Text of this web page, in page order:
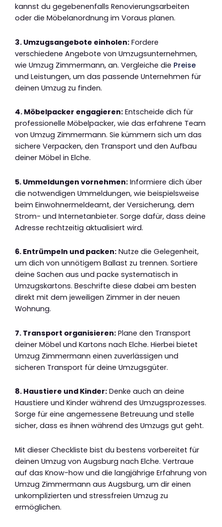
kannst du gegebenenfalls Renovierungsarbeiten
oder die Möbelanordnung im Voraus planen.
3. Umzugsangebote einholen: Fordere
verschiedene Angebote von Umzugsunternehmen,
wie Umzug Zimmermann, an. Vergleiche die Preise
und Leistungen, um das passende Unternehmen für
deinen Umzug zu finden.
4. Möbelpacker engagieren: Entscheide dich für
professionelle Möbelpacker, wie das erfahrene Team
von Umzug Zimmermann. Sie kümmern sich um das
sichere Verpacken, den Transport und den Aufbau
deiner Möbel in Elche.
5. Ummeldungen vornehmen: Informiere dich über
die notwendigen Ummeldungen, wie beispielsweise
beim Einwohnermeldeamt, der Versicherung, dem
Strom- und Internetanbieter. Sorge dafür, dass deine
Adresse rechtzeitig aktualisiert wird.
6. Entrümpeln und packen: Nutze die Gelegenheit,
um dich von unnötigem Ballast zu trennen. Sortiere
deine Sachen aus und packe systematisch in
Umzugskartons. Beschrifte diese dabei am besten
direkt mit dem jeweiligen Zimmer in der neuen
Wohnung.
7. Transport organisieren: Plane den Transport
deiner Möbel und Kartons nach Elche. Hierbei bietet
Umzug Zimmermann einen zuverlässigen und
sicheren Transport für deine Umzugsgüter.
8. Haustiere und Kinder: Denke auch an deine
Haustiere und Kinder während des Umzugsprozesses.
Sorge für eine angemessene Betreuung und stelle
sicher, dass es ihnen während des Umzugs gut geht.
Mit dieser Checkliste bist du bestens vorbereitet für
deinen Umzug von Augsburg nach Elche. Vertraue
auf das Know-how und die langjährige Erfahrung von
Umzug Zimmermann aus Augsburg, um dir einen
unkomplizierten und stressfreien Umzug zu
ermöglichen.